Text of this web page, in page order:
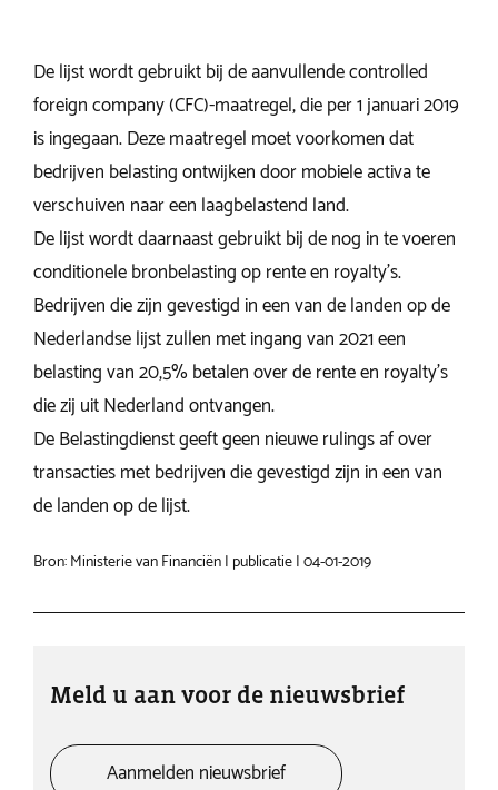
Meld u aan voor de nieuwsbrief
Aanmelden nieuwsbrief
De lijst wordt gebruikt bij de aanvullende controlled
foreign company (CFC)-maatregel, die per 1 januari 2019
is ingegaan. Deze maatregel moet voorkomen dat
bedrijven belasting ontwijken door mobiele activa te
verschuiven naar een laagbelastend land.
De lijst wordt daarnaast gebruikt bij de nog in te voeren
conditionele bronbelasting op rente en royalty’s.
Bedrijven die zijn gevestigd in een van de landen op de
Nederlandse lijst zullen met ingang van 2021 een
belasting van 20,5% betalen over de rente en royalty’s
die zij uit Nederland ontvangen.
De Belastingdienst geeft geen nieuwe rulings af over
transacties met bedrijven die gevestigd zijn in een van
de landen op de lijst.
Bron: Ministerie van Financiën | publicatie | 04-01-2019